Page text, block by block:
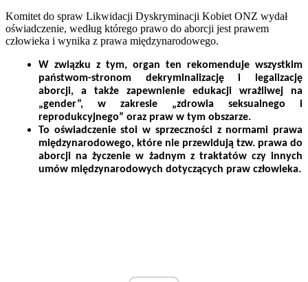
Komitet do spraw Likwidacji Dyskryminacji Kobiet ONZ wydał
oświadczenie, według którego prawo do aborcji jest prawem
człowieka i wynika z prawa międzynarodowego.
W związku z tym, organ ten rekomenduje wszystkim
państwom-stronom dekryminalizację i legalizację
aborcji, a także zapewnienie edukacji wrażliwej na
„gender”, w zakresie „zdrowia seksualnego i
reprodukcyjnego” oraz praw w tym obszarze.
To oświadczenie stoi w sprzeczności z normami prawa
międzynarodowego, które nie przewidują tzw. prawa do
aborcji na życzenie w żadnym z traktatów czy innych
umów międzynarodowych dotyczących praw człowieka.